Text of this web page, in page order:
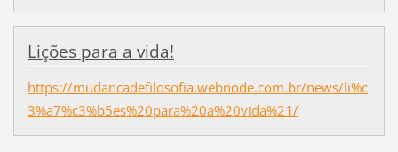
Lições para a vida!
https://mudancadefilosofia.webnode.com.br/news/li%c
3%a7%c3%b5es%20para%20a%20vida%21/